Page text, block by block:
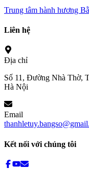
Trung tâm hành hương
Liên hệ
Địa chỉ
Số 11, Đường Nhà Thờ,
Hà Nội
Email
Kết nối với chúng tôi